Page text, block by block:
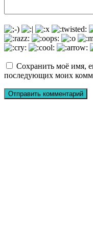
Сохранить моё имя,
последующих моих